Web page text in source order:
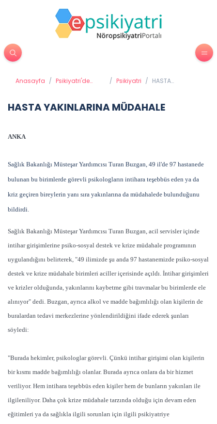
Anasayfa / Psikiyatri'de
/ Psikiyatri / HASTA
HASTA YAKINLARINA MÜDAHALE
ANKA
Sağlık Bakanlığı Müsteşar Yardımcısı Turan Buzgan, 49 il'de 97 hastanede
bulunan bu birimlerde görevli psikologların intihara teşebbüs eden ya da
kriz geçiren bireylerin yanı sıra yakınlarına da müdahalede bulunduğunu
bildirdi.
Sağlık Bakanlığı Müsteşar Yardımcısı Turan Buzgan, acil servisler içinde
intihar girişimlerine psiko-sosyal destek ve krize müdahale programının
uygulandığını belirterek, "49 ilimizde şu anda 97 hastanemizde psiko-sosyal
destek ve krize müdahale birimleri aciller içerisinde açıldı. İntihar girişimleri
ve krizler olduğunda, yakınlarını kaybetme gibi travmalar bu birimlerde ele
alınıyor" dedi. Buzgan, ayrıca alkol ve madde bağımlılığı olan kişilerin de
buralardan tedavi merkezlerine yönlendirildiğini ifade ederek şunları
söyledi:
"Burada hekimler, psikologlar görevli. Çünkü intihar girişimi olan kişilerin
bir kısmı madde bağımlılığı olanlar. Burada ayrıca onlara da bir hizmet
veriliyor. Hem intihara teşebbüs eden kişiler hem de bunların yakınları ile
ilgileniliyor. Daha çok krize müdahale tarzında olduğu için devam eden
eğitimleri ya da sağlıkla ilgili sorunları için ilgili psikiyatriye